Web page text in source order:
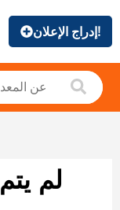
إدراج الإعلان!
لم